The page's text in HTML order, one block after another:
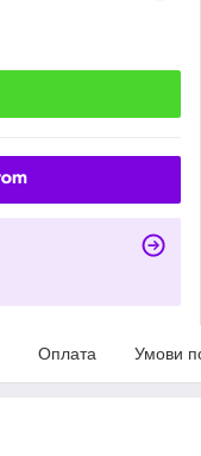
Оплата Умови